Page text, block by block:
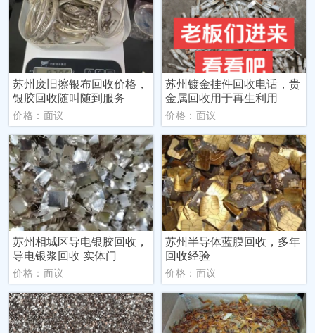
苏州废旧擦银布回收价格，
银胶回收随叫随到服务
价格：面议
苏州镀金挂件回收电话，贵
金属回收用于再生利用
价格：面议
苏州相城区导电银胶回收，
导电银浆回收 实体门
价格：面议
苏州半导体蓝膜回收，多年
回收经验
价格：面议